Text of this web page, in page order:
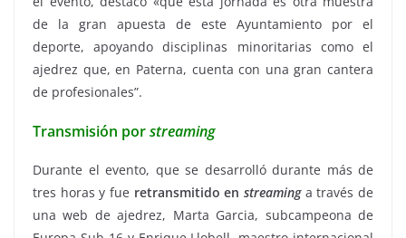
de la gran apuesta de este Ayuntamiento por el
deporte, apoyando disciplinas minoritarias como el
ajedrez que, en Paterna, cuenta con una gran cantera
de profesionales”.
Transmisión porstreaming
Durante el evento, que se desarrolló durante más de
tres horas y fue retransmitido enstreaminga través de
una web de ajedrez, Marta Garcia, subcampeona de